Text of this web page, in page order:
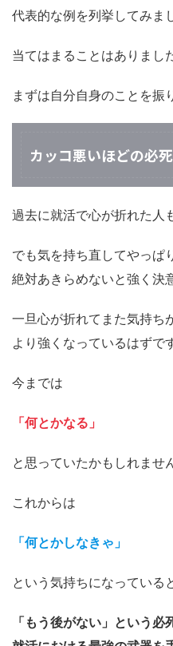
代表的な例を列挙してみま
当てはまることはありまし
まずは自分自身のことを振
カッコ悪いほどの必
過去に就活で心が折れた人
でも気を持ち直してやっぱ
絶対あきらめないと強く決
一旦心が折れてまた気持ち
より強くなっているはずで
今までは
「何とかなる」
と思っていたかもしれませ
これからは
「何とかしなきゃ」
という気持ちになっている
「もう後がない」という